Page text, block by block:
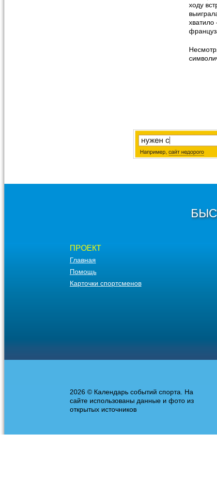
ходу
ПРОЕКТ
Главная
Помощь
Карточки спортсменов
2026 © Календарь событий спорта. На
сайте использованы данные и фото из
открытых источников